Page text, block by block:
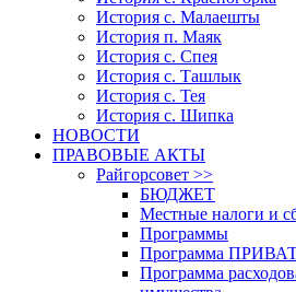
История с. Малаешты
История п. Маяк
История с. Спея
История с. Ташлык
История с. Тея
История с. Шипка
НОВОСТИ
ПРАВОВЫЕ АКТЫ
Райгорсовет >>
БЮДЖЕТ
Местные налоги и
Программы
Программа
Программа